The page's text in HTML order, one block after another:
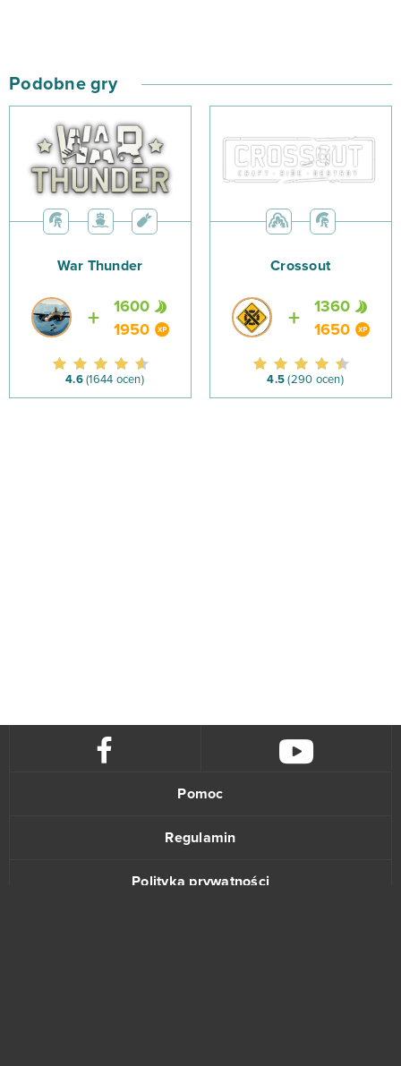
Podobne gry
War Thunder
1600
1950
4.6(1644 ocen)
Crossout
1360
1650
4.5 (290 ocen)
Pomoc
Regulamin
Polityka prywatności